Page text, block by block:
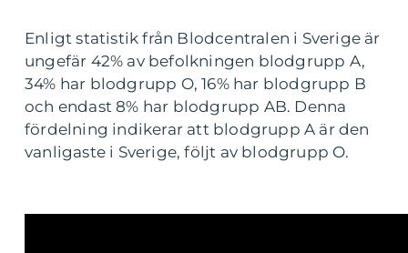
Enligt statistik från Blodcentralen i Sverige är
ungefär 42% av befolkningen blodgrupp A,
34% har blodgrupp O, 16% har blodgrupp B
och endast 8% har blodgrupp AB. Denna
fördelning indikerar att blodgrupp A är den
vanligaste i Sverige, följt av blodgrupp O.